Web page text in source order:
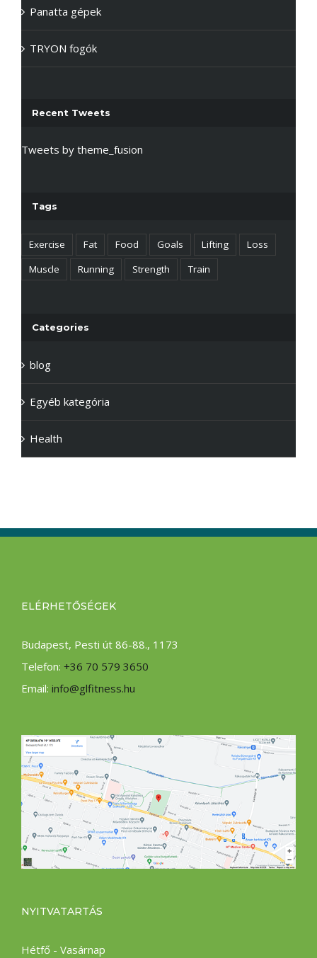
Panatta gépek
TRYON fogók
Recent Tweets
Tweets by theme_fusion
Tags
Exercise Fat Food Goals Lifting
Loss
Muscle
Running Strength Train
Categories
blog
Egyéb kategória
Health
ELÉRHETŐSÉGEK
Budapest, Pesti út 86-88., 1173
Telefon: +36 70 579 3650
Email: info@glfitness.hu
NYITVATARTÁS
Hétfő - Vasárnap